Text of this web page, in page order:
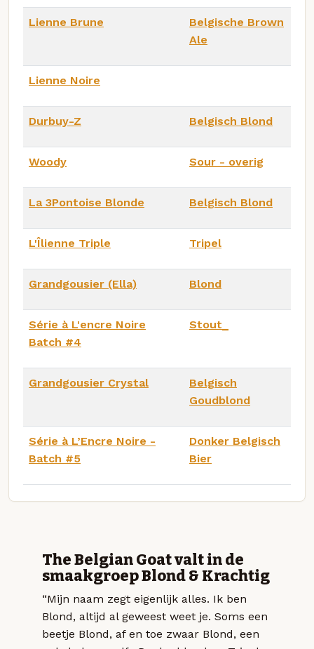
Lienne Brune
Belgische Brown
Ale
Lienne Noire
Durbuy-Z Belgisch Blond
Woody Sour - overig
La 3Pontoise Blonde Belgisch Blond
L'Îlienne Triple Tripel
Grandgousier (Ella) Blond
Série à L'encre Noire
Batch #4
Stout_
Grandgousier Crystal
Belgisch
Goudblond
Série à L’Encre Noire -
Batch #5
Donker Belgisch
Bier
The Belgian Goat valt in de
smaakgroep Blond & Krachtig
“Mijn naam zegt eigenlijk alles. Ik ben
Blond, altijd al geweest weet je. Soms een
beetje Blond, af en toe zwaar Blond, een